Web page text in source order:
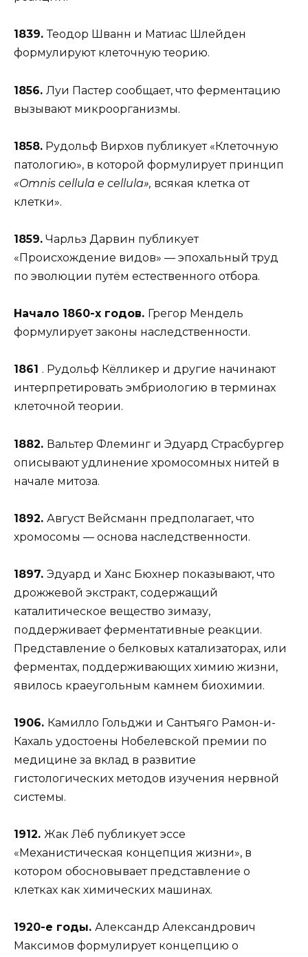
1839.Теодор Шванн и Матиас Шлейден
формулируют клеточную теорию.
1856. Луи Пастер сообщает, что ферментацию
вызывают микроорганизмы.
1858. Рудольф Вирхов публикует «Клеточную
патологию», в которой формулирует принцип
«Omnis cellula e cellula», всякая клетка от
клетки».
1859. Чарльз Дарвин публикует
«Происхождение видов» — эпохальный труд
по эволюции путём естественного отбора.
Начало 1860-х годов. Грегор Мендель
формулирует законы наследственности.
1861 . Рудольф Кёлликер и другие начинают
интерпретировать эмбриологию в терминах
клеточной теории.
1882. Вальтер Флеминг и Эдуард Страсбургер
описывают удлинение хромосомных нитей в
начале митоза.
1892. Август Вейсманн предполагает, что
хромосомы — основа наследственности.
1897. Эдуард и Ханс Бюхнер показывают, что
дрожжевой экстракт, содержащий
каталитическое вещество зимазу,
поддерживает ферментативные реакции.
Представление о белковых катализаторах, или
ферментах, поддерживающих химию жизни,
явилось краеугольным камнем биохимии.
1906. Камилло Гольджи и Сантъяго Рамон-и-
Кахаль удостоены Нобелевской премии по
медицине за вклад в развитие
гистологических методов изучения нервной
системы.
1912. Жак Лёб публикует эссе
«Механистическая концепция жизни», в
котором обосновывает представление о
клетках как химических машинах.
1920-е годы. Александр Александрович
Максимов формулирует концепцию о